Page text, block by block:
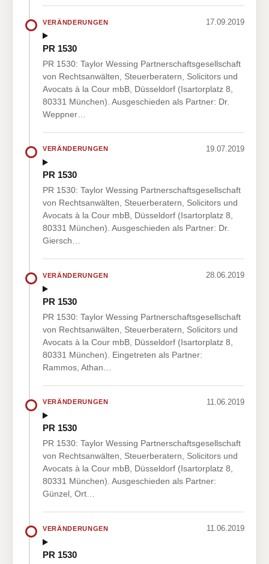
VERÄNDERUNGEN 17.09.2019
PR 1530
PR 1530: Taylor Wessing Partnerschaftsgesellschaft
von Rechtsanwälten, Steuerberatern, Solicitors und
Avocats à la Cour mbB, Düsseldorf (Isartorplatz 8,
80331 München). Ausgeschieden als Partner: Dr.
Weppner…
VERÄNDERUNGEN 19.07.2019
PR 1530
PR 1530: Taylor Wessing Partnerschaftsgesellschaft
von Rechtsanwälten, Steuerberatern, Solicitors und
Avocats à la Cour mbB, Düsseldorf (Isartorplatz 8,
80331 München). Ausgeschieden als Partner: Dr.
Giersch…
VERÄNDERUNGEN 28.06.2019
PR 1530
PR 1530: Taylor Wessing Partnerschaftsgesellschaft
von Rechtsanwälten, Steuerberatern, Solicitors und
Avocats à la Cour mbB, Düsseldorf (Isartorplatz 8,
80331 München). Eingetreten als Partner:
Rammos, Athan…
VERÄNDERUNGEN 11.06.2019
PR 1530
PR 1530: Taylor Wessing Partnerschaftsgesellschaft
von Rechtsanwälten, Steuerberatern, Solicitors und
Avocats à la Cour mbB, Düsseldorf (Isartorplatz 8,
80331 München). Ausgeschieden als Partner:
Günzel, Ort…
VERÄNDERUNGEN 11.06.2019
PR 1530